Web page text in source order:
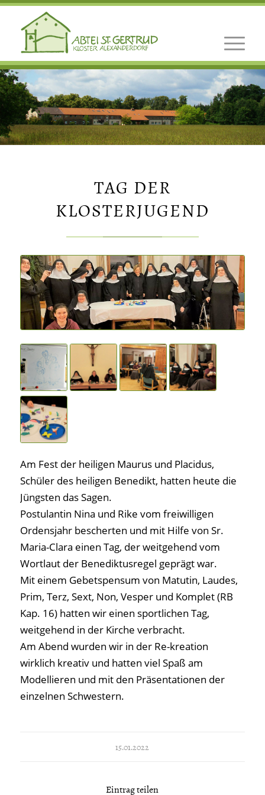
TAG DER
KLOSTERJUGEND
Am Fest der heiligen Maurus und Placidus,
Schüler des heiligen Benedikt, hatten heute die
Jüngsten das Sagen.
Postulantin Nina und Rike vom freiwilligen
Ordensjahr bescherten und mit Hilfe von Sr.
Maria-Clara einen Tag, der weitgehend vom
Wortlaut der Benediktusregel geprägt war.
Mit einem Gebetspensum von Matutin, Laudes,
Prim, Terz, Sext, Non, Vesper und Komplet (RB
Kap. 16) hatten wir einen sportlichen Tag,
weitgehend in der Kirche verbracht.
Am Abend wurden wir in der Re-kreation
wirklich kreativ und hatten viel Spaß am
Modellieren und mit den Präsentationen der
einzelnen Schwestern.
15.01.2022
Eintrag teilen